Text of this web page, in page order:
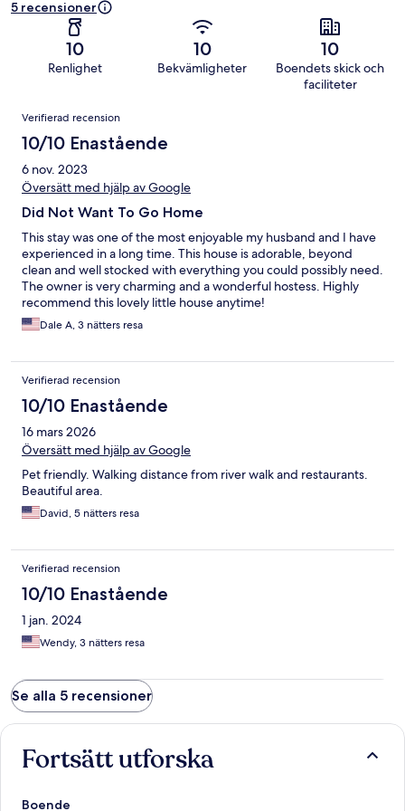
5 recensioner
10
Renlighet
10
Bekvämligheter
10
Boendets skick och
faciliteter
Recensioner
Verifierad recension
10/10 Enastående
6 nov. 2023
Översätt med hjälp av Google
Did Not Want To Go Home
This stay was one of the most enjoyable my husband and I have
experienced in a long time. This house is adorable, beyond
clean and well stocked with everything you could possibly need.
The owner is very charming and a wonderful hostess. Highly
recommend this lovely little house anytime!
Dale A, 3 nätters resa
Verifierad recension
10/10 Enastående
16 mars 2026
Översätt med hjälp av Google
Pet friendly. Walking distance from river walk and restaurants.
Beautiful area.
David, 5 nätters resa
Verifierad recension
10/10 Enastående
1 jan. 2024
Wendy, 3 nätters resa
Se alla 5 recensioner
Fortsätt utforska
Boende